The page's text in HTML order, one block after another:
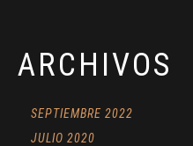
ARCHIVOS
SEPTIEMBRE 2022
JULIO 2020